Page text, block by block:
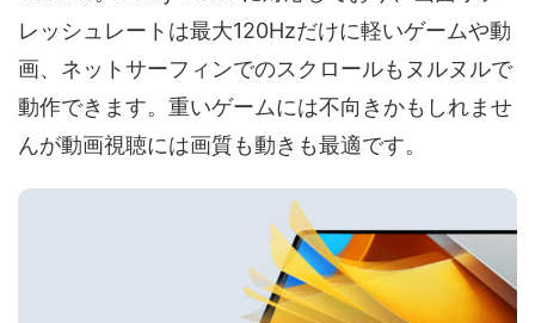
レッシュレートは最大120Hzだけに軽いゲームや動
画、ネットサーフィンでのスクロールもヌルヌルで
動作できます。重いゲームには不向きかもしれませ
んが動画視聴には画質も動きも最適です。